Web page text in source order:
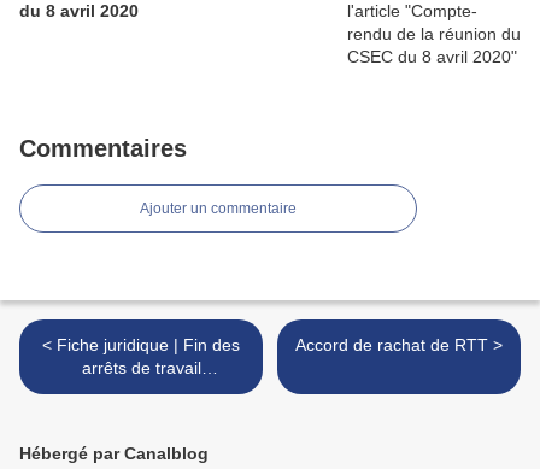
du 8 avril 2020
Commentaires
Ajouter un commentaire
< Fiche juridique | Fin des
arrêts de travail
dérogatoires
Accord de rachat de RTT >
Hébergé par Canalblog